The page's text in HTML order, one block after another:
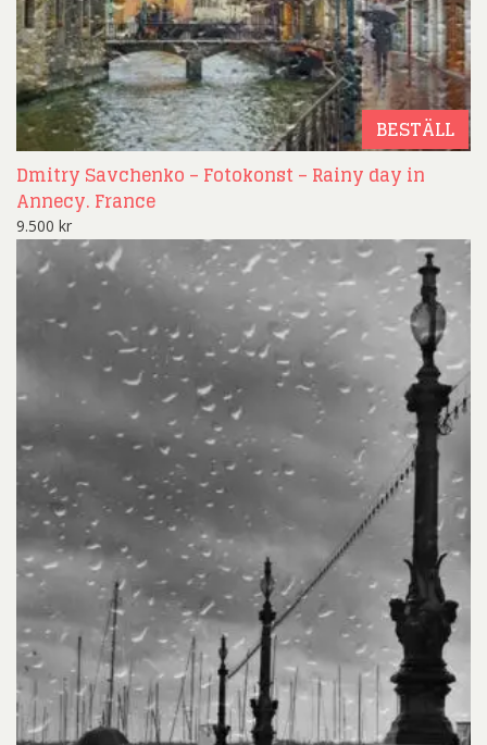
BESTÄLL
Dmitry Savchenko – Fotokonst – Rainy day in
Annecy. France
9.500 kr